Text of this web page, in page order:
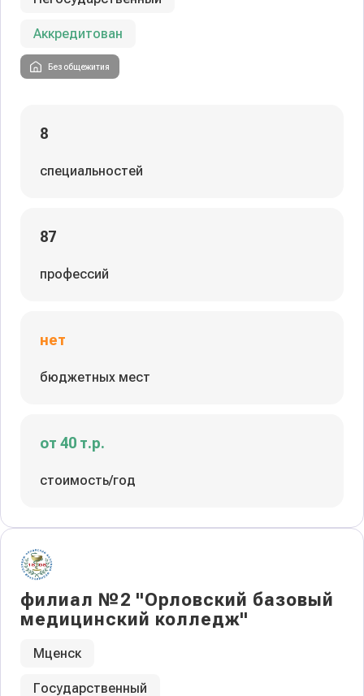
Аккредитован
Без общежития
8
специальностей
87
профессий
нет
бюджетных мест
от 40 т.р.
стоимость/год
филиал №2 "Орловский базовый
медицинский колледж"
Мценск
Государственный